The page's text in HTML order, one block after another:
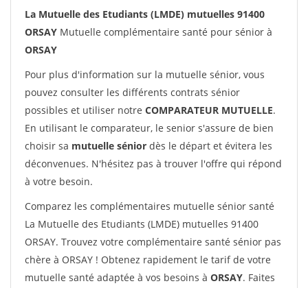
La Mutuelle des Etudiants (LMDE) mutuelles 91400
ORSAY Mutuelle complémentaire santé pour sénior à
ORSAY
Pour plus d'information sur la mutuelle sénior, vous
pouvez consulter les différents contrats sénior
possibles et utiliser notre COMPARATEUR MUTUELLE.
En utilisant le comparateur, le senior s'assure de bien
choisir sa mutuelle sénior dès le départ et évitera les
déconvenues. N'hésitez pas à trouver l'offre qui répond
à votre besoin.
Comparez les complémentaires mutuelle sénior santé
La Mutuelle des Etudiants (LMDE) mutuelles 91400
ORSAY. Trouvez votre complémentaire santé sénior pas
chère à ORSAY ! Obtenez rapidement le tarif de votre
mutuelle santé adaptée à vos besoins à ORSAY. Faites